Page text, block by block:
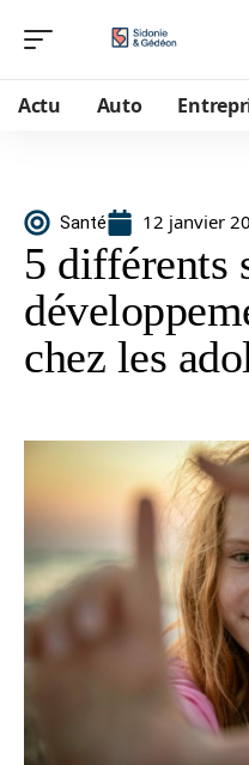
Actu Auto
Santé 12 janvier
5 différents
chez les